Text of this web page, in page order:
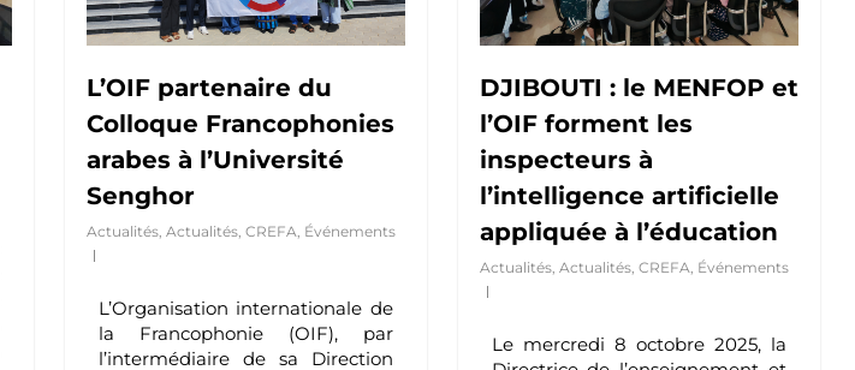
L’OIF partenaire du
Colloque Francophonies
arabes à l’Université
Senghor
Actualités, Actualités, CREFA Événements
L’Organisation internationale de
la Francophonie (OIF), par
l’intermédiaire de sa Direction
DJIBOUTI : le MENFOP et
l’OIF forment les
inspecteurs à
l’intelligence artificielle
appliquée à l’éducation
Actualités, Actualités, CREFA Événements
Le mercredi 8 octobre 2025, la